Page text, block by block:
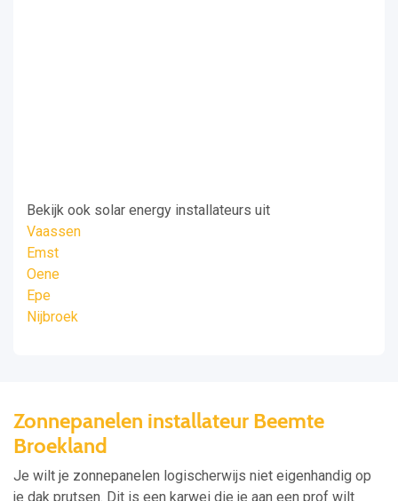
Bekijk ook solar energy installateurs uit
Vaassen
Emst
Oene
Epe
Nijbroek
Zonnepanelen installateur Beemte
Broekland
Je wilt je zonnepanelen logischerwijs niet eigenhandig op
je dak prutsen. Dit is een karwei die je aan een prof wilt